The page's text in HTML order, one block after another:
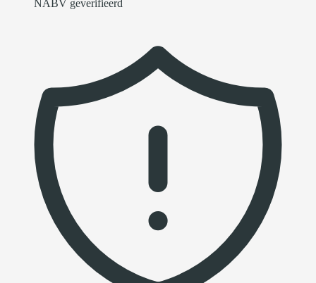
NABV geverifieerd